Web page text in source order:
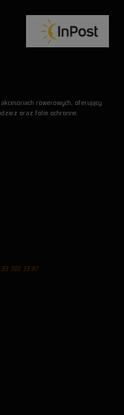
rowerowych, oferujący
oraz folie ochronne.
33 300 33 97